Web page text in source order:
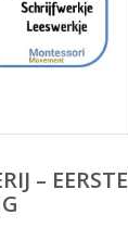
– EERSTE